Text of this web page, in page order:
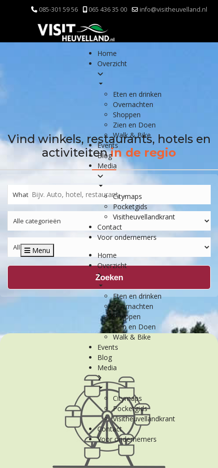
085-301 59 56 065 436 35 00 info@visitheuvelland.nl
Menu
Home
Overzicht
Eten en drinken
Overnachten
Shoppen
Zien en Doen
Walk & Bike
Events
Blog
Media
Citymaps
Pocketgids
Visitheuvellandkrant
Contact
Voor ondernemers
Home
Overzicht
Eten en drinken
Overnachten
Shoppen
Zien en Doen
Walk & Bike
Events
Blog
Media
Citymaps
Pocketgids
Visitheuvellandkrant
Contact
Voor ondernemers
Vind winkels, restaurants, hotels en
activiteitenin de regio
What
Zoeken